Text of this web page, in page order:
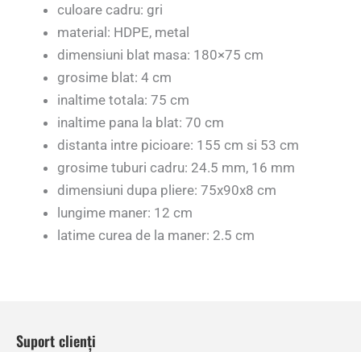
culoare cadru: gri
material: HDPE, metal
dimensiuni blat masa: 180×75 cm
grosime blat: 4 cm
inaltime totala: 75 cm
inaltime pana la blat: 70 cm
distanta intre picioare: 155 cm si 53 cm
grosime tuburi cadru: 24.5 mm, 16 mm
dimensiuni dupa pliere: 75x90x8 cm
lungime maner: 12 cm
latime curea de la maner: 2.5 cm
Suport clienți